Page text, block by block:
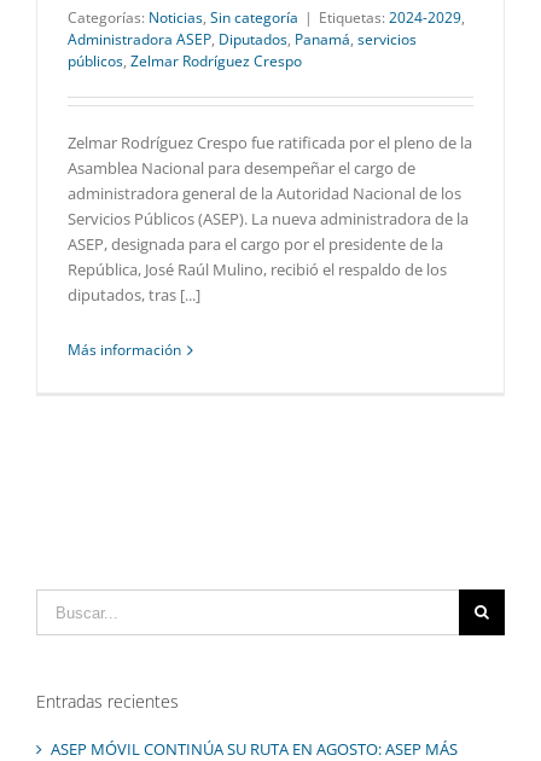
Categorías: Noticias, Sin categoría | Etiquetas: 2024-2029,
Administradora ASEP, Diputados, Panamá, servicios
públicos, Zelmar Rodríguez Crespo
Zelmar Rodríguez Crespo fue ratificada por el pleno de la
Asamblea Nacional para desempeñar el cargo de
administradora general de la Autoridad Nacional de los
Servicios Públicos (ASEP). La nueva administradora de la
ASEP, designada para el cargo por el presidente de la
República, José Raúl Mulino, recibió el respaldo de los
diputados, tras [...]
Más información
Entradas recientes
ASEP MÓVIL CONTINÚA SU RUTA EN AGOSTO: ASEP MÁS